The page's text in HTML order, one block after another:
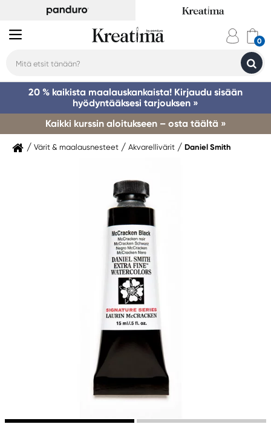
20 % kaikista maalauskankaista! Kirjaudu sisään
hyödyntääksesi tarjouksen »
Kaikki kurssin aloitukseen – osta täältä »
Värit & maalausnesteet Akvarellivärit Daniel Smith